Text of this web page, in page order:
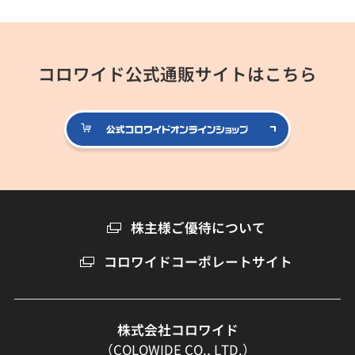
コロワイド公式通販サイトはこちら
公式コロ
株主様ご優待について
コロワイドコーポレートサイト
株式会社コロワイド
（COLOWIDE CO., LTD.）